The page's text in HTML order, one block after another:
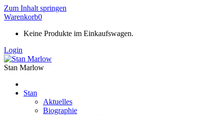
Zum Inhalt springen
Warenkorb0
Keine Produkte im Einkaufswagen.
Login
Stan Marlow
Stan
Aktuelles
Biographie